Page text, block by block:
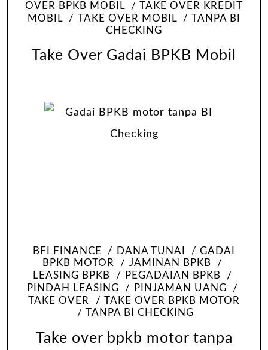
OVER BPKB MOBIL
TAKE OVER KREDIT
MOBIL
TAKE OVER MOBIL
TANPA BI
CHECKING
Take Over Gadai BPKB Mobil
BFI FINANCE DANA TUNAI
GADAI
BPKB MOTOR
JAMINAN BPKB
LEASING BPKB
PEGADAIAN BPKB
PINDAH LEASING
PINJAMAN UANG
TAKE OVER
TAKE OVER BPKB MOTOR
TANPA BI CHECKING
Take over bpkb motor tanpa